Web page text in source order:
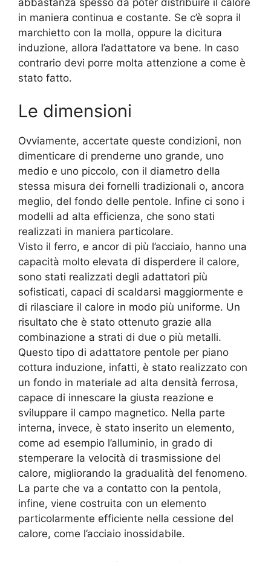
in maniera continua e costante. Se c’è sopra il
marchietto con la molla, oppure la dicitura
induzione, allora l’adattatore va bene. In caso
contrario devi porre molta attenzione a come è
stato fatto.
Le dimensioni
Ovviamente, accertate queste condizioni, non
dimenticare di prenderne uno grande, uno
medio e uno piccolo, con il diametro della
stessa misura dei fornelli tradizionali o, ancora
meglio, del fondo delle pentole. Infine ci sono i
modelli ad alta efficienza, che sono stati
realizzati in maniera particolare.
Visto il ferro, e ancor di più l’acciaio, hanno una
capacità molto elevata di disperdere il calore,
sono stati realizzati degli adattatori più
sofisticati, capaci di scaldarsi maggiormente e
di rilasciare il calore in modo più uniforme. Un
risultato che è stato ottenuto grazie alla
combinazione a strati di due o più metalli.
Questo tipo di adattatore pentole per piano
cottura induzione, infatti, è stato realizzato con
un fondo in materiale ad alta densità ferrosa,
capace di innescare la giusta reazione e
sviluppare il campo magnetico. Nella parte
interna, invece, è stato inserito un elemento,
come ad esempio l’alluminio, in grado di
stemperare la velocità di trasmissione del
calore, migliorando la gradualità del fenomeno.
La parte che va a contatto con la pentola,
infine, viene costruita con un elemento
particolarmente efficiente nella cessione del
calore, come l’acciaio inossidabile.